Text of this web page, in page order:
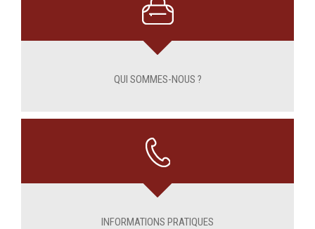
QUI SOMMES-NOUS ?
INFORMATIONS PRATIQUES